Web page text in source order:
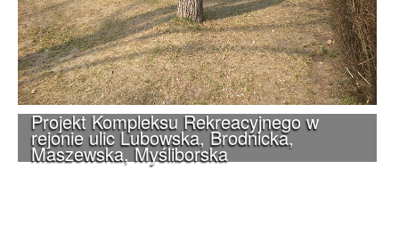
Projekt Kompleksu Rekreacyjnego w
rejonie ulic Lubowska, Brodnicka,
Maszewska, Myśliborska